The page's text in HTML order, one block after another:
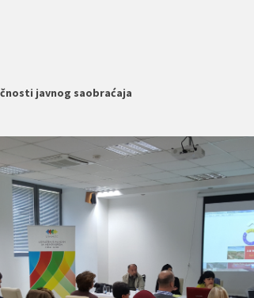
javnog saobraćaja